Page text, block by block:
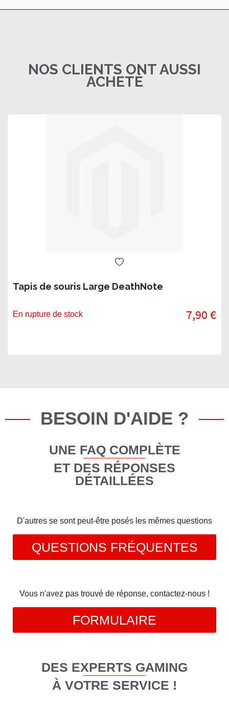
NOS CLIENTS ONT AUSSI
ACHETÉ
Tapis de souris Large DeathNote
En rupture de stock 7,90 €
BESOIN D'AIDE ?
UNE FAQ COMPLÈTE
ET DES RÉPONSES
DÉTAILLÉES
D'autres se sont peut-être posés les mêmes questions
QUESTIONS FRÉQUENTES
Vous n'avez pas trouvé de réponse, contactez-nous !
FORMULAIRE
DES EXPERTS GAMING
À VOTRE SERVICE !